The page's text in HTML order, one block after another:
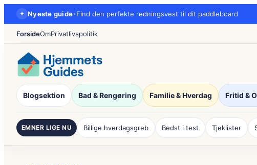
Spring
til
indhold
✦ Nyeste guide• Find den perfekte redningsvest til dit paddleboard
ForsideOmPrivatlivspolitik
Blogsektion Bad & Rengøring Familie & Hverdag Fritid &
EMNER LIGE NU Billige hverdagsgreb Bedst i test Tjeklister